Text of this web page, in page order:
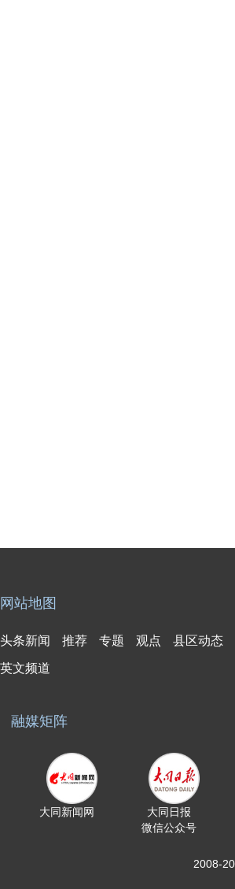
网站地图
头条新闻 推荐 专题 观点 县区动态
英文频道
融媒矩阵
大同新闻网
大同日报
微信公众号
2008-